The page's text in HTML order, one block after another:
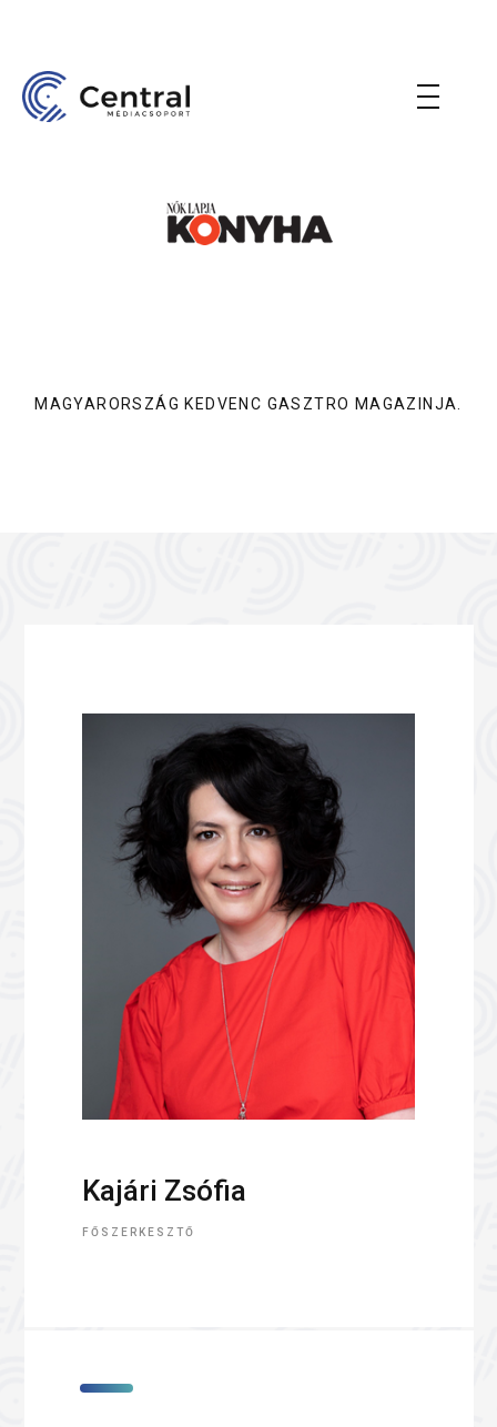
MAGYARORSZÁG KEDVENC GASZTRO MAGAZINJA.
Kajári Zsófia
FŐSZERKESZTŐ